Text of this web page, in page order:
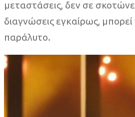
μεταστάσεις, δεν σε
διαγνώσεις εγκαίρως,
παράλυτο.